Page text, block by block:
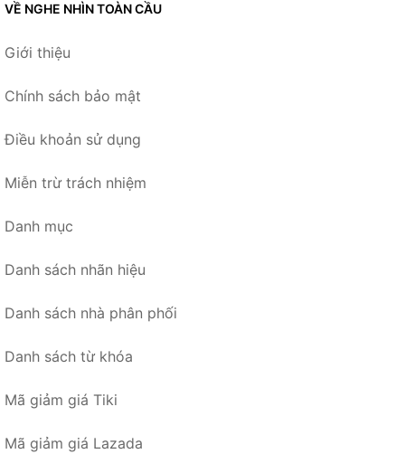
VỀ NGHE NHÌN TOÀN CẦU
Giới thiệu
Chính sách bảo mật
Điều khoản sử dụng
Miễn trừ trách nhiệm
Danh mục
Danh sách nhãn hiệu
Danh sách nhà phân phối
Danh sách từ khóa
Mã giảm giá Tiki
Mã giảm giá Lazada